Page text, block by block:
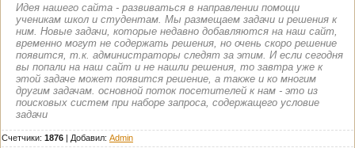
Идея нашего сайта - развиваться в направлении помощи
ученикам школ и студентам. Мы размещаем задачи и решения к
ним. Новые задачи, которые недавно добавляются на наш сайт,
временно могут не содержать решения, но очень скоро решение
появится, т.к. администраторы следят за этим. И если сегодня
вы попали на наш сайт и не нашли решения, то завтра уже к
этой задаче может появится решение, а также и ко многим
другим задачам. основной поток посетителей к нам - это из
поисковых систем при наборе запроса, содержащего условие
задачи
Счетчики: 1876 | Добавил: Admin